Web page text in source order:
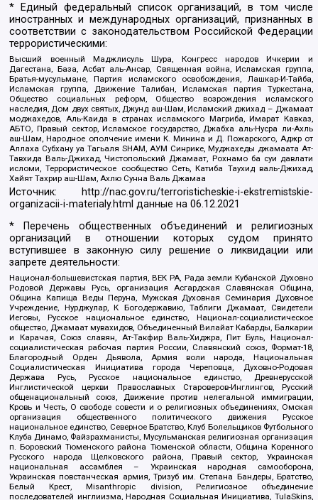
* Единый федеральный список организаций, в том числе
иностранных и международных организаций, признанных в
соответствии с законодательством Российской Федерации
террористическими:
Высший военный Маджлисуль Шура, Конгресс народов Ичкерии и
Дагестана, База, Асбат аль-Ансар, Священная война, Исламская группа,
Братья-мусульмане, Партия исламского освобождения, Лашкар-И-Тайба,
Исламская группа, Движение Талибан, Исламская партия Туркестана,
Общество социальных реформ, Общество возрождения исламского
наследия, Дом двух святых, Джунд аш-Шам, Исламский джихад – Джамаат
моджахедов, Аль-Каида в странах исламского Магриба, Имарат Кавказ,
АБТО, Правый сектор, Исламское государство, Джабха аль-Нусра ли-Ахль
аш-Шам, Народное ополчение имени К. Минина и Д. Пожарского, Аджр от
Аллаха Субхану уа Тагьаля SHAM, АУМ Синрике, Муджахеды джамаата Ат-
Тавхида Валь-Джихад, Чистопольский Джамаат, Рохнамо ба суи давлати
исломи, Террористическое сообщество Сеть, Катиба Таухид валь-Джихад,
Хайят Тахрир аш-Шам, Ахлю Сунна Валь Джамаа
Источник:
http://nac.gov.ru/terroristicheskie-i-ekstremistskie-
organizacii-i-materialy.html данные на06.12.2021
* Перечень общественных объединений и религиозных
организаций в отношении которых судом принято
вступившее в законную силу решение о ликвидации или
запрете деятельности:
Национал-большевистская партия, ВЕК РА, Рада земли Кубанской Духовно
Родовой Державы Русь, организация Асгардская Славянская Община,
Община Капища Веды Перуна, Мужская Духовная Семинария Духовное
Учреждение, Нурджулар, К Богодержавию, Таблиги Джамаат, Свидетели
Иеговы, Русское национальное единство, Национал-социалистическое
общество, Джамаат мувахидов, Объединенный Вилайат Кабарды, Балкарии
и Карачая, Союз славян, Ат-Такфир Валь-Хиджра, Пит Буль, Национал-
социалистическая рабочая партия России, Славянский союз, Формат-18,
Благородный Орден Дьявола, Армия воли народа, Национальная
Социалистическая Инициатива города Череповца, Духовно-Родовая
Держава Русь, Русское национальное единство, Древнерусской
Инглистической церкви Православных Староверов-Инглингов, Русский
общенациональный союз, Движение против нелегальной иммиграции,
Кровь и Честь, О свободе совести и о религиозных объединениях, Омская
организация общественного политического движения Русское
национальное единство, Северное Братство, Клуб Болельщиков Футбольного
Клуба Динамо, Файзрахманисты, Мусульманская религиозная организация
п. Боровский Тюменского района Тюменской области, Община Коренного
Русского народа Щелковского района, Правый сектор, Украинская
национальная ассамблея – Украинская народная самооборона,
Украинская повстанческая армия, Тризуб им. Степана Бандеры, Братство,
Белый Крест, Misanthropic division, Религиозное объединение
последователей инглиизма, Народная Социальная Инициатива, TulaSkins,